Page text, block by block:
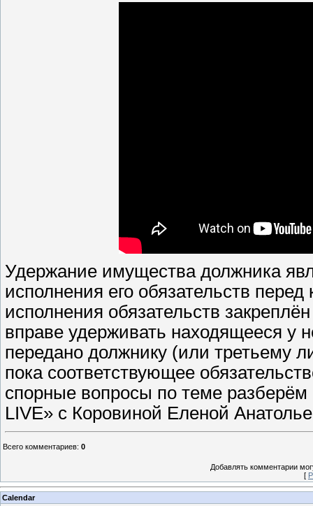
Удержание имущества должника
исполнения его обязательств
исполнения обязательств
вправе удерживать находящееся у
передано должнику (или третьему
пока соответствующее
спорные вопросы по теме
LIVE» с Коровиной Еленой
Всего комментариев: 0
Добавлять комментарии
[
Calendar